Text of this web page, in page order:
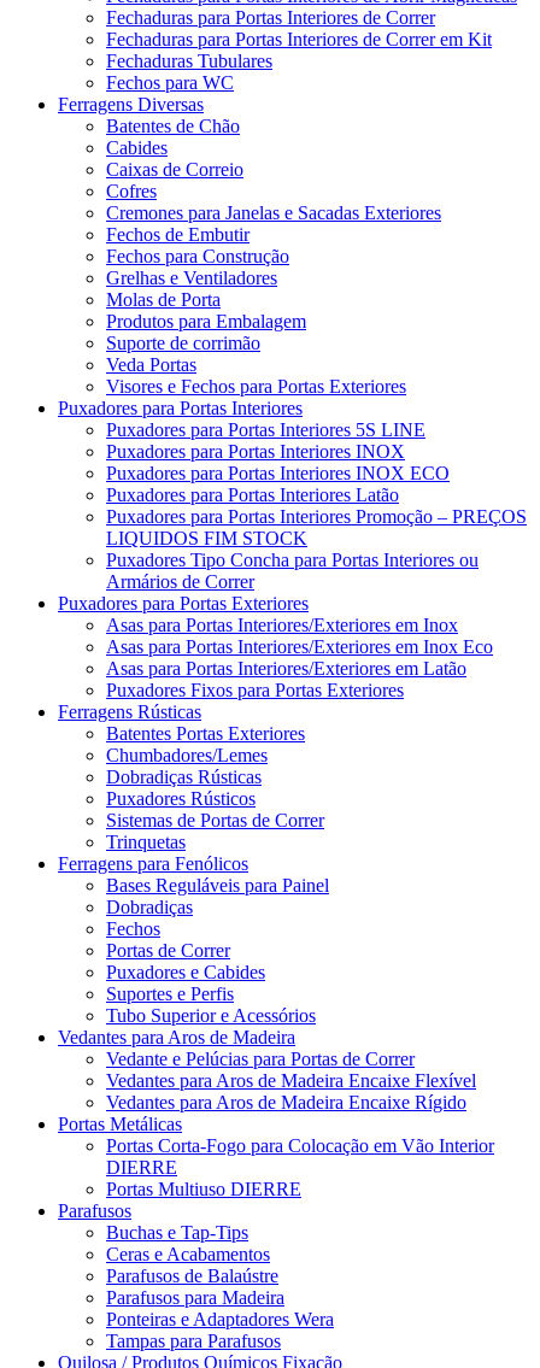
Fechaduras para Portas Interiores de Correr
Fechaduras para Portas Interiores de Correr em Kit
Fechaduras Tubulares
Fechos para WC
Ferragens Diversas
Batentes de Chão
Cabides
Caixas de Correio
Cofres
Cremones para Janelas e Sacadas Exteriores
Fechos de Embutir
Fechos para Construção
Grelhas e Ventiladores
Molas de Porta
Produtos para Embalagem
Suporte de corrimão
Veda Portas
Visores e Fechos para Portas Exteriores
Puxadores para Portas Interiores
Puxadores para Portas Interiores 5S LINE
Puxadores para Portas Interiores INOX
Puxadores para Portas Interiores INOX ECO
Puxadores para Portas Interiores Latão
Puxadores para Portas Interiores Promoção – PREÇOS
LIQUIDOS FIM STOCK
Puxadores Tipo Concha para Portas Interiores ou
Armários de Correr
Puxadores para Portas Exteriores
Asas para Portas Interiores/Exteriores em Inox
Asas para Portas Interiores/Exteriores em Inox Eco
Asas para Portas Interiores/Exteriores em Latão
Puxadores Fixos para Portas Exteriores
Ferragens Rústicas
Batentes Portas Exteriores
Chumbadores/Lemes
Dobradiças Rústicas
Puxadores Rústicos
Sistemas de Portas de Correr
Trinquetas
Ferragens para Fenólicos
Bases Reguláveis para Painel
Dobradiças
Fechos
Portas de Correr
Puxadores e Cabides
Suportes e Perfis
Tubo Superior e Acessórios
Vedantes para Aros de Madeira
Vedante e Pelúcias para Portas de Correr
Vedantes para Aros de Madeira Encaixe Flexível
Vedantes para Aros de Madeira Encaixe Rígido
Portas Metálicas
Portas Corta-Fogo para Colocação em Vão Interior
DIERRE
Portas Multiuso DIERRE
Parafusos
Buchas e Tap-Tips
Ceras e Acabamentos
Parafusos de Balaústre
Parafusos para Madeira
Ponteiras e Adaptadores Wera
Tampas para Parafusos
Quilosa / Produtos Químicos Fixação